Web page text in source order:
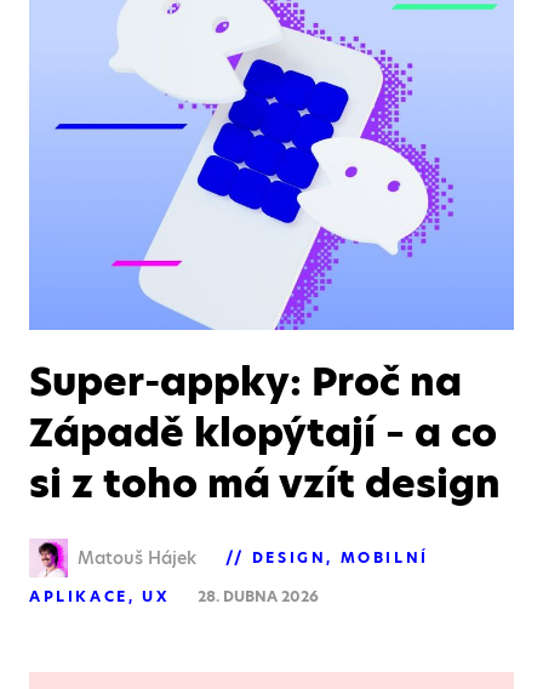
Super-appky: Proč na
Západě klopýtají – a co
si z toho má vzít design
Matouš Hájek DESIGN
MOBILNÍ
APLIKACE
UX 28. DUBNA 2026